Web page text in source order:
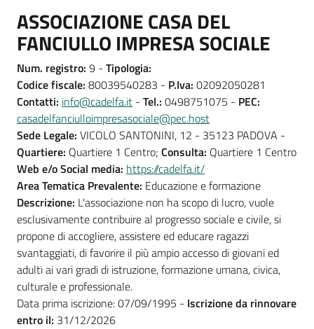
ASSOCIAZIONE CASA DEL
FANCIULLO IMPRESA SOCIALE
Num. registro: 9 - Tipologia:
Codice fiscale: 80039540283 - P.Iva: 02092050281
Contatti: info@cadelfa.it - Tel.: 0498751075 - PEC:
casadelfanciulloimpresasociale@pec.host
Sede Legale: VICOLO SANTONINI, 12 - 35123 PADOVA -
Quartiere: Quartiere 1 Centro; Consulta: Quartiere 1 Centro
Web e/o Social media: https://cadelfa.it/
Area Tematica Prevalente: Educazione e formazione
Descrizione: L'associazione non ha scopo di lucro, vuole
esclusivamente contribuire al progresso sociale e civile, si
propone di accogliere, assistere ed educare ragazzi
svantaggiati, di favorire il più ampio accesso di giovani ed
adulti ai vari gradi di istruzione, formazione umana, civica,
culturale e professionale.
Data prima iscrizione: 07/09/1995 - Iscrizione da rinnovare
entro il: 31/12/2026